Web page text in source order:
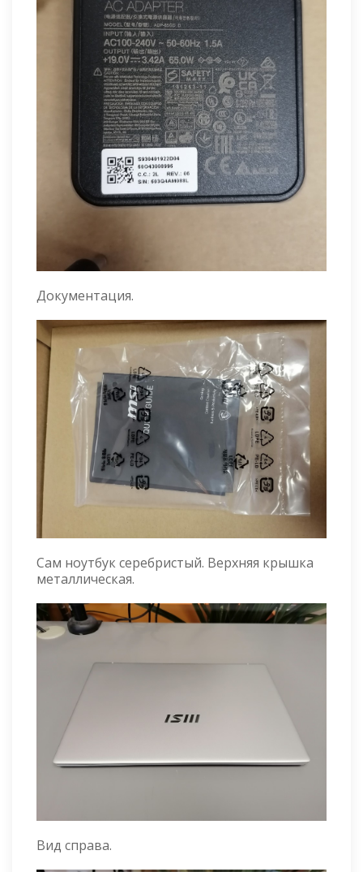
Документация.
Сам ноутбук серебристый. Верхняя крышка
металлическая.
Вид справа.